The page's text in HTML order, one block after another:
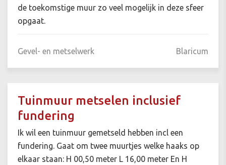
de toekomstige muur zo veel mogelijk in deze sfeer
opgaat.
Gevel- en metselwerk Blaricum
Tuinmuur metselen inclusief
fundering
Ik wil een tuinmuur gemetseld hebben incl een
fundering. Gaat om twee muurtjes welke haaks op
elkaar staan: H 00,50 meter L 16,00 meter En H